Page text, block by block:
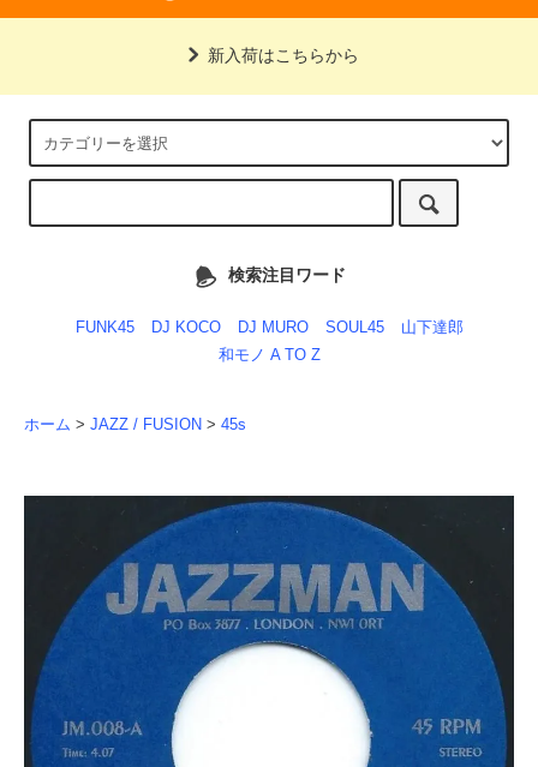
新入荷はこちらから
検索注目ワード
FUNK45 DJ KOCO DJ MURO SOUL45
山下達郎
和モノ A TO Z
ホーム > JAZZ / FUSION > 45s